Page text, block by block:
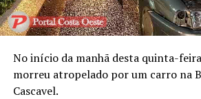
No início da manhã desta quinta-
morreu atropelado por um carro na
Cascavel.